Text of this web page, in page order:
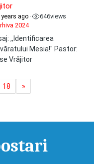
years ago • 646views
2024
,,Identificarea
Mesia!" Pastor:
Vrăjitor
18 »